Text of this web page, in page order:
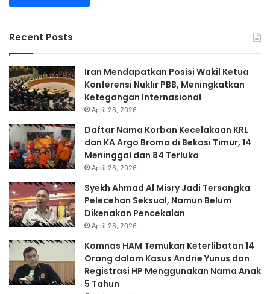
Recent Posts
Iran Mendapatkan Posisi Wakil Ketua
Konferensi Nuklir PBB, Meningkatkan
Ketegangan Internasional
April 28, 2026
Daftar Nama Korban Kecelakaan KRL
dan KA Argo Bromo di Bekasi Timur, 14
Meninggal dan 84 Terluka
April 28, 2026
Syekh Ahmad Al Misry Jadi Tersangka
Pelecehan Seksual, Namun Belum
Dikenakan Pencekalan
April 28, 2026
Komnas HAM Temukan Keterlibatan 14
Orang dalam Kasus Andrie Yunus dan
Registrasi HP Menggunakan Nama Anak
5 Tahun